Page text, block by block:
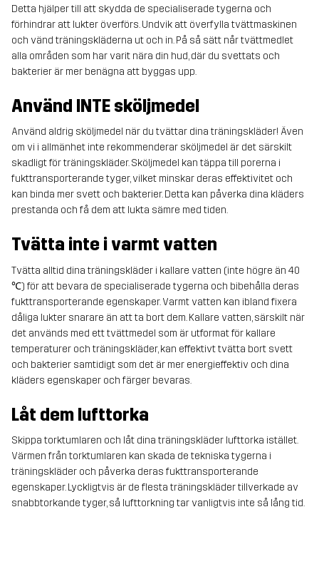
Detta hjälper till att skydda de specialiserade tygerna och
förhindrar att lukter överförs. Undvik att överfylla tvättmaskinen
och vänd träningskläderna ut och in. På så sätt når tvättmedlet
alla områden som har varit nära din hud, där du svettats och
bakterier är mer benägna att byggas upp.
Använd INTE sköljmedel
Använd aldrig sköljmedel när du tvättar dina träningskläder! Även
om vi i allmänhet inte rekommenderar sköljmedel är det särskilt
skadligt för träningskläder. Sköljmedel kan täppa till porerna i
fukttransporterande tyger, vilket minskar deras effektivitet och
kan binda mer svett och bakterier. Detta kan påverka dina kläders
prestanda och få dem att lukta sämre med tiden.
Tvätta inte i varmt vatten
Tvätta alltid dina träningskläder i kallare vatten (inte högre än 40
℃) för att bevara de specialiserade tygerna och bibehålla deras
fukttransporterande egenskaper. Varmt vatten kan ibland fixera
dåliga lukter snarare än att ta bort dem. Kallare vatten, särskilt när
det används med ett tvättmedel som är utformat för kallare
temperaturer och träningskläder, kan effektivt tvätta bort svett
och bakterier samtidigt som det är mer energieffektiv och dina
kläders egenskaper och färger bevaras.
Låt dem lufttorka
Skippa torktumlaren och låt dina träningskläder lufttorka istället.
Värmen från torktumlaren kan skada de tekniska tygerna i
träningskläder och påverka deras fukttransporterande
egenskaper. Lyckligtvis är de flesta träningskläder tillverkade av
snabbtorkande tyger, så lufttorkning tar vanligtvis inte så lång tid.